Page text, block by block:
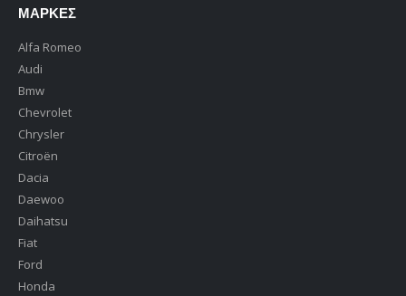
ΜΆΡΚΕΣ
Alfa Romeo
Audi
Bmw
Chevrolet
Chrysler
Citroën
Dacia
Daewoo
Daihatsu
Fiat
Ford
Honda